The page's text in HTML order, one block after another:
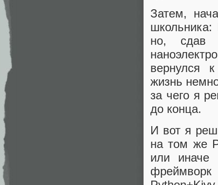
Затем,
но, сдав
вернулся
жизнь
за чего я
до конца.
И вот я
на том же
или иначе